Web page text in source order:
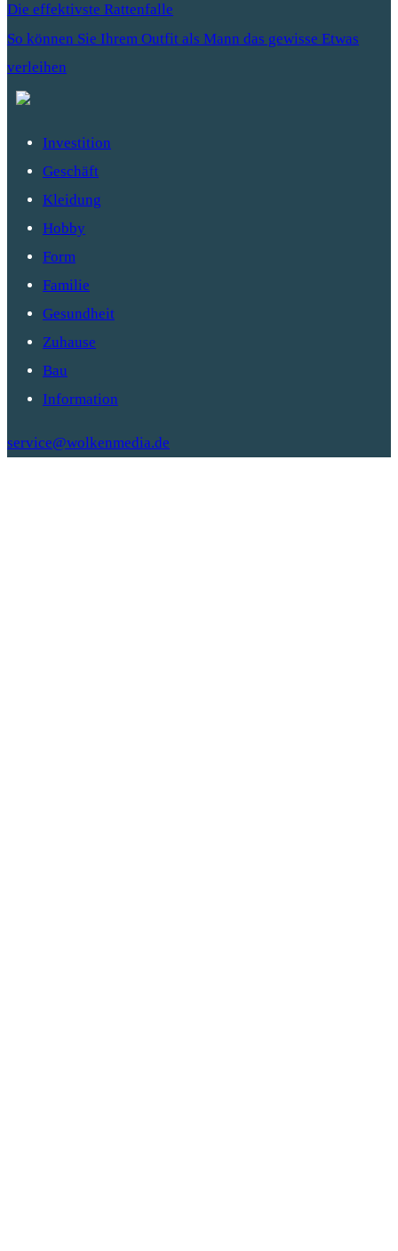
Die effektivste Rattenfalle
So können Sie Ihrem Outfit als Mann das gewisse Etwas
verleihen
Investition
Geschäft
Kleidung
Hobby
Form
Familie
Gesundheit
Zuhause
Bau
Information
service@wolkenmedia.de